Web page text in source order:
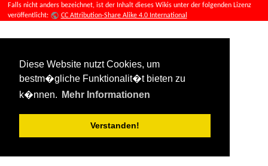
Diese Website nutzt Cookies, um
bestm�gliche Funktionalit�t bieten zu
k�nnen.
Mehr Informationen
Verstanden!
Falls nicht anders bezeichnet, ist der Inhalt dieses Wikis unter der folgenden Lizenz
veröffentlicht:
CC Attribution-Share Alike 4.0 International